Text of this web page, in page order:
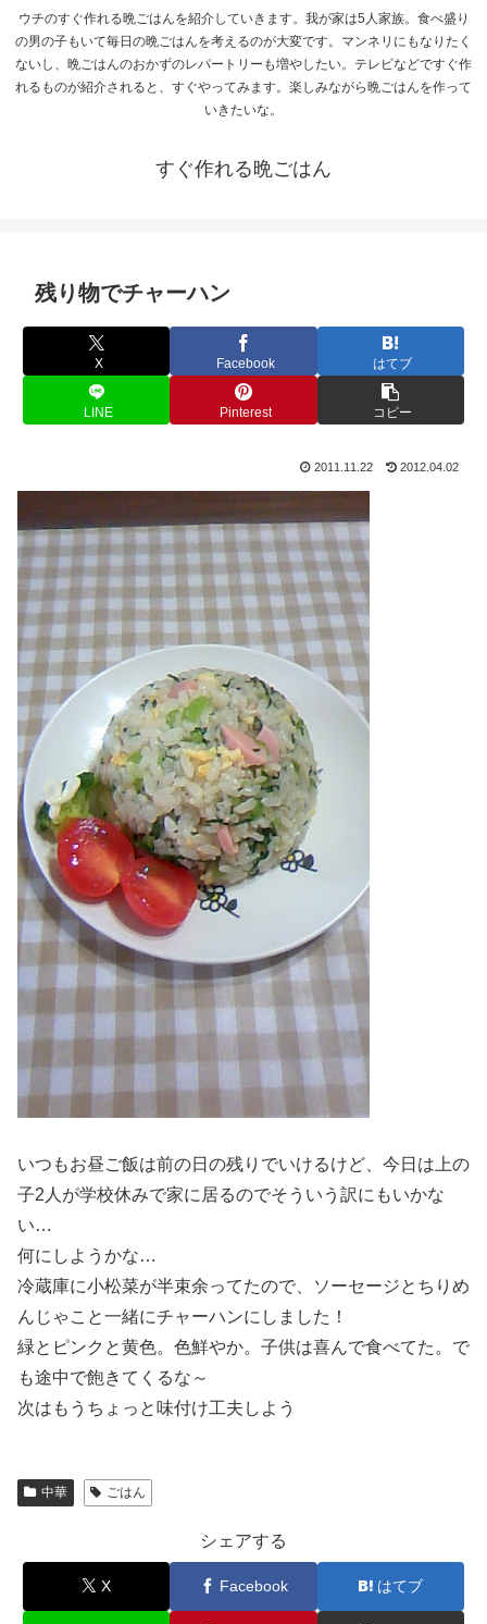
ウチのすぐ作れる晩ごはんを紹介していきます。我が家は5人家族。食べ盛り
の男の子もいて毎日の晩ごはんを考えるのが大変です。マンネリにもなりたく
ないし、晩ごはんのおかずのレパートリーも増やしたい。テレビなどですぐ作
れるものが紹介されると、すぐやってみます。楽しみながら晩ごはんを作って
いきたいな。
すぐ作れる晩ごはん
残り物でチャーハン
X Facebook はてブ
LINE Pinterest コピー
2011.11.22 2012.04.02
いつもお昼ご飯は前の日の残りでいけるけど、今日は上の
子2人が学校休みで家に居るのでそういう訳にもいかな
い…
何にしようかな…
冷蔵庫に小松菜が半束余ってたので、ソーセージとちりめ
んじゃこと一緒にチャーハンにしました！
緑とピンクと黄色。色鮮やか。子供は喜んで食べてた。で
も途中で飽きてくるな～
次はもうちょっと味付け工夫しよう
中華 ごはん
シェアする
X Facebook はてブ